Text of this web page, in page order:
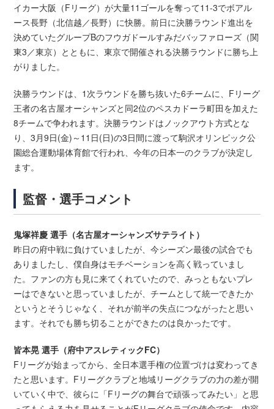
イカー大阪（Fリーグ）が大量11ゴールを奪って11-3でボアル
ース長野（北信越／長野）に快勝。前日に決勝ラウンド進出を
決めていたグループBのフウガドールすみだバッファローズ（関
東3／東京）とともに、東京で開催される決勝ラウンドに勝ち上
がりました。
決勝ラウンドは、1次ラウンドを勝ち抜いた6チームに、Fリーグ
王者の名古屋オーシャンズと同2位のペスカドーラ町田を加えた
8チームで争われます。決勝ラウンドはノックアウト方式とな
り、3月9日(金)～11日(日)の3日間に渡って駒沢オリンピック公
園総合運動場体育館で行われ、今年の日本一のクラブが決定し
ます。
監督・選手コメント
鬼塚祥慶 選手（名古屋オーシャンズサテライト）
昨日の府中戦に負けていましたが、今シーズン最後の試合でも
ありましたし、僕自身はモチベーションを高く戦っていまし
た。ファンの方も見に来てくれていたので、みっともないプレ
ーはできないと思っていましたが、チームとして統一できたか
というとそうじゃなく、それが前半の失点につながったと思い
ます。それでも勝ち切ることができたのは良かったです。
皆本晃 選手（府中アスレティックFC）
Fリーグが始まってから、全日本選手権の位置づけは変わってき
たと思います。Fリーグクラブと地域リーグクラブの力の差が開
いていく中で、彼らに「Fリーグの舞台で頑張ってみたい」と思